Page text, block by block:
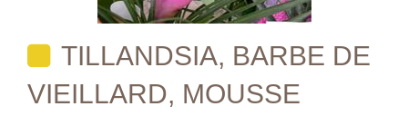
TILLANDSIA, BARBE DE
VIEILLARD, MOUSSE